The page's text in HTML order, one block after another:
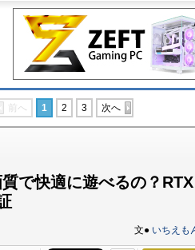
前へ 1 2 3 次へ
で快適に遊べるの？
文● いちえも